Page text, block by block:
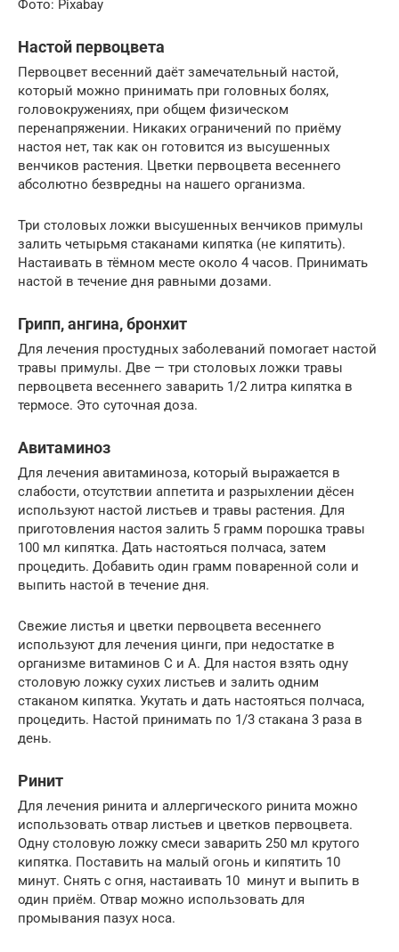
Фото: Pixabay
Настой первоцвета
Первоцвет весенний даёт замечательный настой,
который можно принимать при головных болях,
головокружениях, при общем физическом
перенапряжении. Никаких ограничений по приёму
настоя нет, так как он готовится из высушенных
венчиков растения. Цветки первоцвета весеннего
абсолютно безвредны на нашего организма.
Три столовых ложки высушенных венчиков примулы
залить четырьмя стаканами кипятка (не кипятить).
Настаивать в тёмном месте около 4 часов. Принимать
настой в течение дня равными дозами.
Грипп, ангина, бронхит
Для лечения простудных заболеваний помогает настой
травы примулы. Две — три столовых ложки травы
первоцвета весеннего заварить 1/2 литра кипятка в
термосе. Это суточная доза.
Авитаминоз
Для лечения авитаминоза, который выражается в
слабости, отсутствии аппетита и разрыхлении дёсен
используют настой листьев и травы растения. Для
приготовления настоя залить 5 грамм порошка травы
100 мл кипятка. Дать настояться полчаса, затем
процедить. Добавить один грамм поваренной соли и
выпить настой в течение дня.
Свежие листья и цветки первоцвета весеннего
используют для лечения цинги, при недостатке в
организме витаминов С и А. Для настоя взять одну
столовую ложку сухих листьев и залить одним
стаканом кипятка. Укутать и дать настояться полчаса,
процедить. Настой принимать по 1/3 стакана 3 раза в
день.
Ринит
Для лечения ринита и аллергического ринита можно
использовать отвар листьев и цветков первоцвета.
Одну столовую ложку смеси заварить 250 мл крутого
кипятка. Поставить на малый огонь и кипятить 10
минут. Снять с огня, настаивать 10 минут и выпить в
один приём. Отвар можно использовать для
промывания пазух носа.